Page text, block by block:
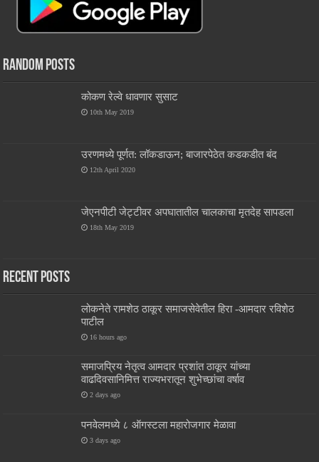
Random Posts
कोकण रेल्वे धावणार सुसाट
10th May 2019
उरणमध्ये पूर्णत: लॉकडाऊन; बाजारपेठेत कडकडीत बंद
12th April 2020
जेएनपीटी जेट्टीवर अपघातातील चालकाचा मृतदेह सापडला
18th May 2019
Recent Posts
लोकनेते रामशेठ ठाकूर समाजसेवेतील हिरा -आमदार रविशेठ
पाटील
16 hours ago
समाजप्रिय नेतृत्व आमदार प्रशांत ठाकूर यांच्या
वाढदिवसानिमित्त राज्यभरातून शुभेच्छांचा वर्षाव
2 days ago
पनवेलमध्ये ८ ऑगस्टला महारोजगार मेळावा
3 days ago